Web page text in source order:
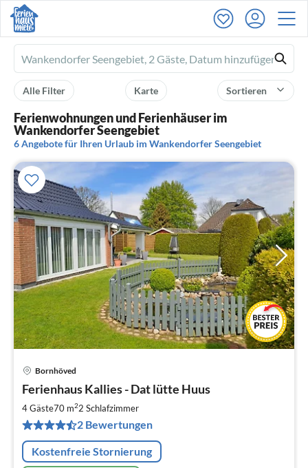
Ferienhausmiete
logo
Sortieren
Karte
Alle Filter
Ferienwohnungen und Ferienhäuser im
Wankendorfer Seengebiet
6 Angebote für Ihren Urlaub im Wankendorfer Seengebiet
Bornhöved
Ferienhaus Kallies - Dat lütte Huus
4 Gäste70 m22 Schlafzimmer
2 Bewertungen
Kostenfreie Stornierung